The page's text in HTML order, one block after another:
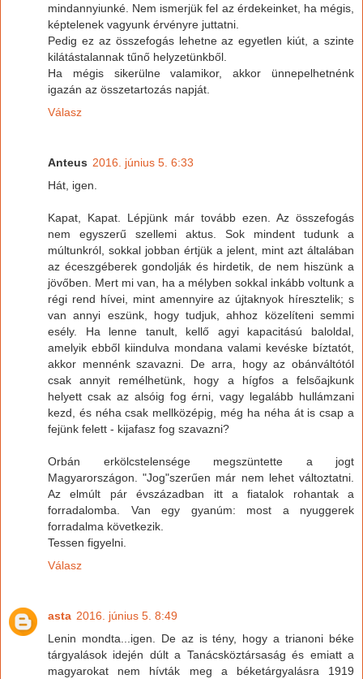
mindannyiunké. Nem ismerjük fel az érdekeinket, ha mégis,
képtelenek vagyunk érvényre juttatni.
Pedig ez az összefogás lehetne az egyetlen kiút, a szinte
kilátástalannak tűnő helyzetünkből.
Ha mégis sikerülne valamikor, akkor ünnepelhetnénk
igazán az összetartozás napját.
Válasz
Anteus 2016. június 5. 6:33
Hát, igen.
Kapat, Kapat. Lépjünk már tovább ezen. Az összefogás
nem egyszerű szellemi aktus. Sok mindent tudunk a
múltunkról, sokkal jobban értjük a jelent, mint azt általában
az éceszgéberek gondolják és hirdetik, de nem hiszünk a
jövőben. Mert mi van, ha a mélyben sokkal inkább voltunk a
régi rend hívei, mint amennyire az újtaknyok híresztelik; s
van annyi eszünk, hogy tudjuk, ahhoz közelíteni semmi
esély. Ha lenne tanult, kellő agyi kapacitású baloldal,
amelyik ebből kiindulva mondana valami kevéske bíztatót,
akkor mennénk szavazni. De arra, hogy az obánváltótól
csak annyit remélhetünk, hogy a hígfos a felsőajkunk
helyett csak az alsóig fog érni, vagy legalább hullámzani
kezd, és néha csak mellközépig, még ha néha át is csap a
fejünk felett - kijafasz fog szavazni?
Orbán erkölcstelensége megszüntette a jogt
Magyarországon. "Jog"szerűen már nem lehet változtatni.
Az elmúlt pár évszázadban itt a fiatalok rohantak a
forradalomba. Van egy gyanúm: most a nyuggerek
forradalma következik.
Tessen figyelni.
Válasz
asta 2016. június 5. 8:49
Lenin mondta...igen. De az is tény, hogy a trianoni béke
tárgyalások idején dúlt a Tanácsköztársaság és emiatt a
magyarokat nem hívták meg a béketárgyalásra 1919